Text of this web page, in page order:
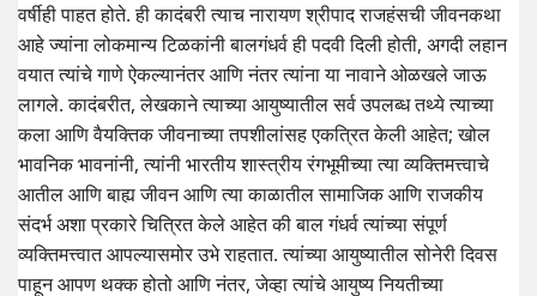
वर्षीही पाहत होते. ही कादंबरी त्याच नारायण श्रीपाद राजहंसची जीवनकथा
आहे ज्यांना लोकमान्य टिळकांनी बालगंधर्व ही पदवी दिली होती, अगदी लहान
वयात त्यांचे गाणे ऐकल्यानंतर आणि नंतर त्यांना या नावाने ओळखले जाऊ
लागले. कादंबरीत, लेखकाने त्याच्या आयुष्यातील सर्व उपलब्ध तथ्ये त्याच्या
कला आणि वैयक्तिक जीवनाच्या तपशीलांसह एकत्रित केली आहेत; खोल
भावनिक भावनांनी, त्यांनी भारतीय शास्त्रीय रंगभूमीच्या त्या व्यक्तिमत्त्वाचे
आतील आणि बाह्य जीवन आणि त्या काळातील सामाजिक आणि राजकीय
संदर्भ अशा प्रकारे चित्रित केले आहेत की बाल गंधर्व त्यांच्या संपूर्ण
व्यक्तिमत्त्वात आपल्यासमोर उभे राहतात. त्यांच्या आयुष्यातील सोनेरी दिवस
पाहून आपण थक्क होतो आणि नंतर, जेव्हा त्यांचे आयुष्य नियतीच्या